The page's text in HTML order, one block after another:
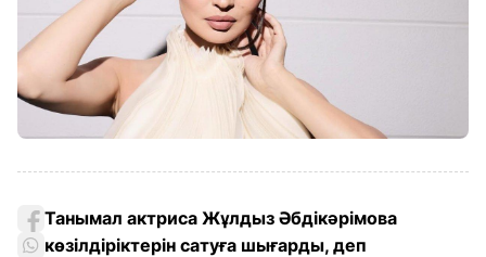
Танымал актриса Жұлдыз Әбдікәрімова
көзілдіріктерін сатуға шығарды, деп